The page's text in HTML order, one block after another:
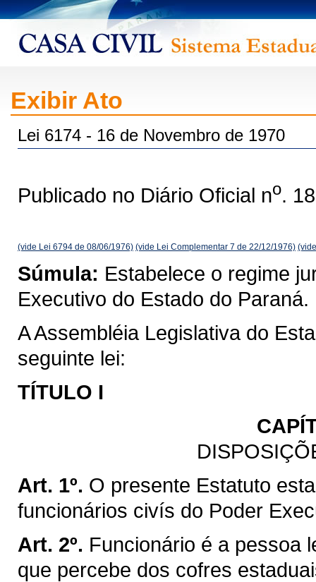
Exibir Ato
Lei 6174 - 16 de Novembro de 1970
Publicado no Diário Oficial no.
(vide Lei 6794 de 08/06/1976) (vide Lei Complementar 7 de 22/12/1976)
Súmula: Estabelece o regime
Executivo do Estado do Paraná.
A Assembléia Legislativa do
seguinte lei:
TÍTULO I
Art. 1º. O presente Estatuto
funcionários civís do Poder
Art. 2º. Funcionário é a pessoa
que percebe dos cofres